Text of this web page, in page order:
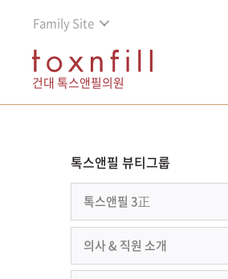
Family Site
건대 톡스앤필의원
톡스앤필 뷰티그룹
톡스앤필 3正
의사 & 직원 소개